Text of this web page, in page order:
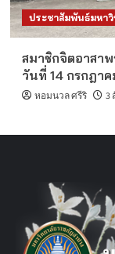
ประชาสัมพันธ์มหาวิ
สมาชิกจิตอาสา
วันที่ 14 กรกฎา
หอมนวล ศรีริ 3